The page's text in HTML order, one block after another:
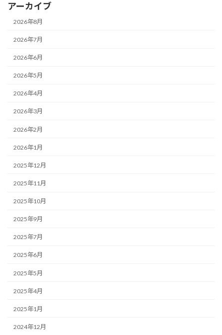
アーカイブ
2026年8月
2026年7月
2026年6月
2026年5月
2026年4月
2026年3月
2026年2月
2026年1月
2025年12月
2025年11月
2025年10月
2025年9月
2025年7月
2025年6月
2025年5月
2025年4月
2025年1月
2024年12月